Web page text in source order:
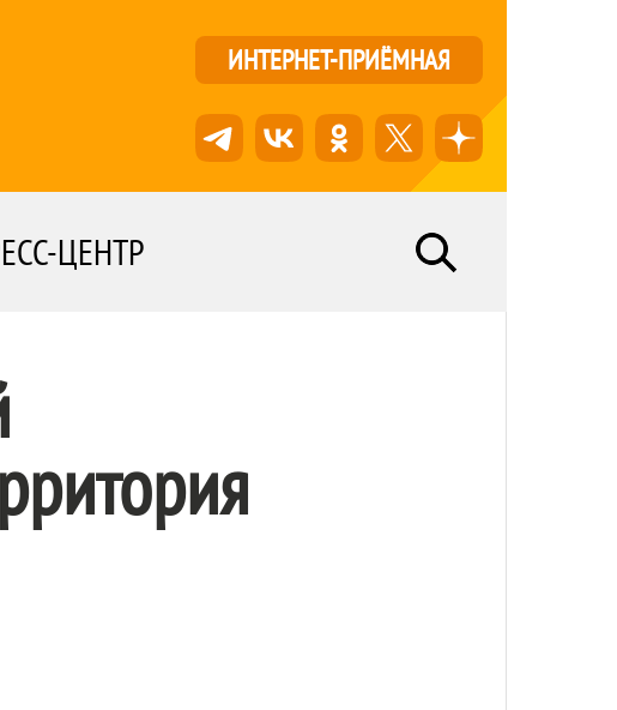
ИНТЕРНЕТ-ПРИЁМНАЯ
ЦЕНТР